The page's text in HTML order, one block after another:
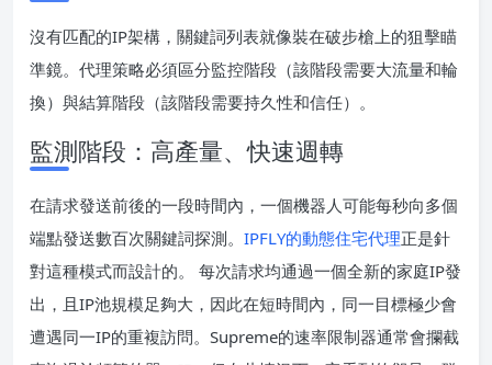
沒有匹配的IP架構，關鍵詞列表就像裝在破步槍上的狙擊瞄
準鏡。代理策略必須區分監控階段（該階段需要大流量和輪
換）與結算階段（該階段需要持久性和信任）。
監測階段：高產量、快速週轉
在請求發送前後的一段時間內，一個機器人可能每秒向多個
端點發送數百次關鍵詞探測。 IPFLY的動態住宅代理正是針
對這種模式而設計的。 每次請求均通過一個全新的家庭IP發
出，且IP池規模足夠大，因此在短時間內，同一目標極少會
遭遇同一IP的重複訪問。Supreme的速率限制器通常會攔截